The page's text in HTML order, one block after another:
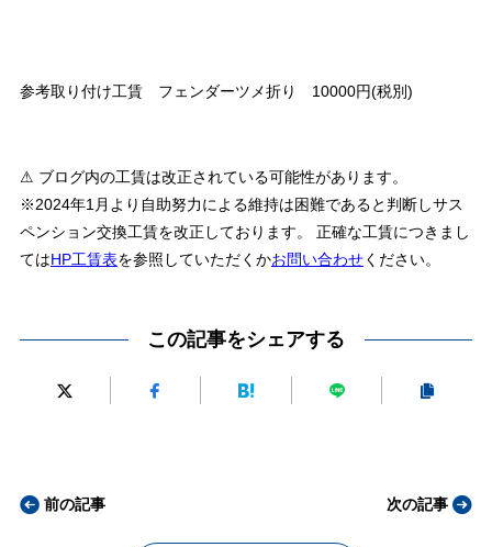
参考取り付け工賃 フェンダーツメ折り 10000円(税別)
⚠ ブログ内の工賃は改正されている可能性があります。
※2024年1月より自助努力による維持は困難であると判断しサス
ペンション交換工賃を改正しております。 正確な工賃につきまし
てはHP工賃表を参照していただくかお問い合わせください。
この記事をシェアする
前の記事 次の記事